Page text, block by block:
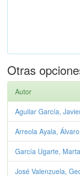
Otras
Autor
Aguilar García,
Arreola Ayala, Álvaro
García Ugarte,
José Valenzuela,